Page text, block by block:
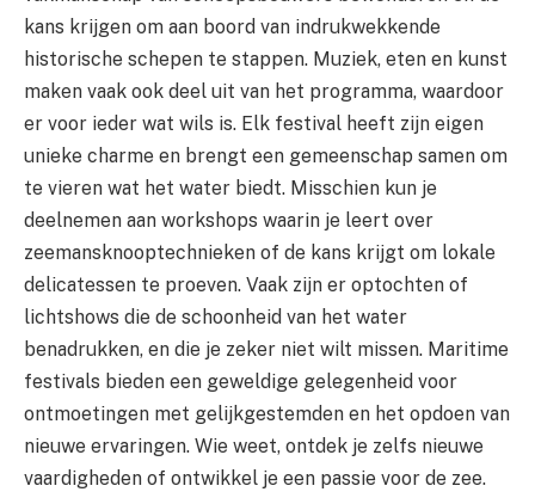
kans krijgen om aan boord van indrukwekkende
historische schepen te stappen. Muziek, eten en kunst
maken vaak ook deel uit van het programma, waardoor
er voor ieder wat wils is. Elk festival heeft zijn eigen
unieke charme en brengt een gemeenschap samen om
te vieren wat het water biedt. Misschien kun je
deelnemen aan workshops waarin je leert over
zeemansknooptechnieken of de kans krijgt om lokale
delicatessen te proeven. Vaak zijn er optochten of
lichtshows die de schoonheid van het water
benadrukken, en die je zeker niet wilt missen. Maritime
festivals bieden een geweldige gelegenheid voor
ontmoetingen met gelijkgestemden en het opdoen van
nieuwe ervaringen. Wie weet, ontdek je zelfs nieuwe
vaardigheden of ontwikkel je een passie voor de zee.